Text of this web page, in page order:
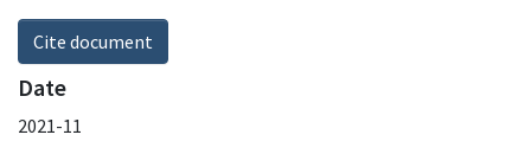
Cite document
Date
2021-11